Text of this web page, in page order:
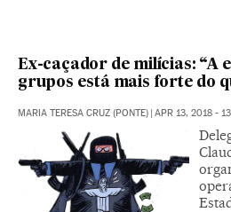
Ex-caçador de milícias: “A
grupos está mais forte do
MARIA TERESA CRUZ (PONTE) | APR 13, 2018 -